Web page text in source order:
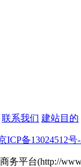
联系我们 建站目的
ICP备13024512号
平台(http://